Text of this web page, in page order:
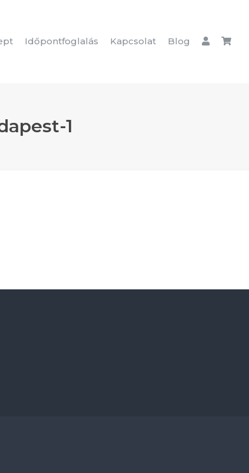
Időpontfoglalás Kapcsolat Blog
1